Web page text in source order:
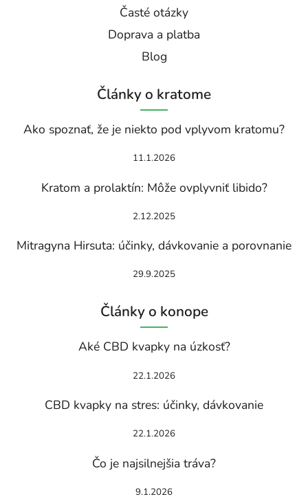
Časté otázky
Doprava a platba
Blog
Články o kratome
Ako spoznať, že je niekto pod vplyvom kratomu?
11.1.2026
Kratom a prolaktín: Môže ovplyvniť libido?
2.12.2025
Mitragyna Hirsuta: účinky, dávkovanie a porovnanie
29.9.2025
Články o konope
Aké CBD kvapky na úzkosť?
22.1.2026
CBD kvapky na stres: účinky, dávkovanie
22.1.2026
Čo je najsilnejšia tráva?
9.1.2026